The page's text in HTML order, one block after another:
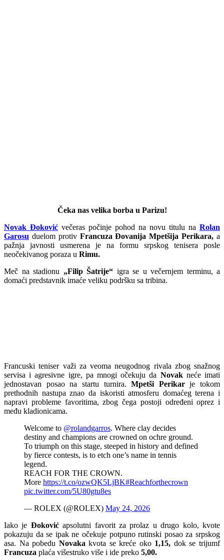
Čeka nas velika borba u Parizu!
Novak Đoković večeras počinje pohod na novu titulu na Rolan
Garosu duelom protiv Francuza Đovanija Mpetšija Perikara, a
pažnja javnosti usmerena je na formu srpskog tenisera posle
neočekivanog poraza u Rimu.
Meč na stadionu „Filip Šatrije“ igra se u večernjem terminu, a
domaći predstavnik imaće veliku podršku sa tribina.
Francuski teniser važi za veoma neugodnog rivala zbog snažnog
servisa i agresivne igre, pa mnogi očekuju da Novakneće imati
jednostavan posao na startu turnira.Mpetši Perikarje tokom
prethodnih nastupa znao da iskoristi atmosferu domaćeg terena i
napravi probleme favoritima, zbog čega postoji određeni oprez i
među kladionicama.
Welcome to @rolandgarros. Where clay decides
destiny and champions are crowned on ochre ground.
To triumph on this stage, steeped in history and defined
by fierce contests, is to etch one’s name in tennis
legend.
REACH FOR THE CROWN.
More https://t.co/ozwQK5LjBK#Reachforthecrown
pic.twitter.com/5U80gtu8es
— ROLEX (@ROLEX) May 24, 2026
Iako je Đokovićapsolutni favorit za prolaz u drugo kolo, kvote
pokazuju da se ipak ne očekuje potpuno rutinski posao za srpskog
asa. Na pobedu Novaka kvota se kreće oko 1,15, dok se trijumf
Francuza plaća višestruko više i ide preko 5,00.